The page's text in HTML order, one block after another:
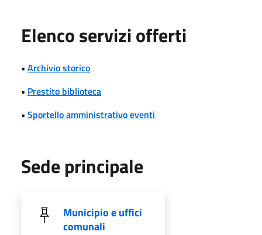
Elenco servizi offerti
• Archivio storico
• Prestito biblioteca
• Sportello amministrativo eventi
Sede principale
Municipio e uffici
comunali